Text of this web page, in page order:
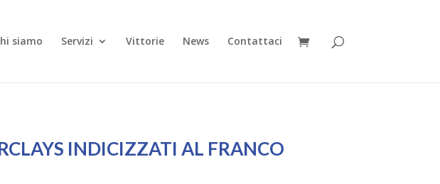
siamo Servizi Vittorie News Contattaci
INDICIZZATI AL FRANCO